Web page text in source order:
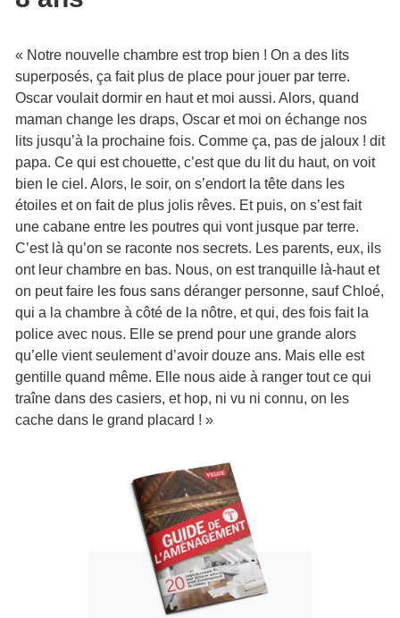
« Notre nouvelle chambre est trop bien ! On a des lits
superposés, ça fait plus de place pour jouer par terre.
Oscar voulait dormir en haut et moi aussi. Alors, quand
maman change les draps, Oscar et moi on échange nos
lits jusqu’à la prochaine fois. Comme ça, pas de jaloux ! dit
papa. Ce qui est chouette, c’est que du lit du haut, on voit
bien le ciel. Alors, le soir, on s’endort la tête dans les
étoiles et on fait de plus jolis rêves. Et puis, on s’est fait
une cabane entre les poutres qui vont jusque par terre.
C’est là qu’on se raconte nos secrets. Les parents, eux, ils
ont leur chambre en bas. Nous, on est tranquille là-haut et
on peut faire les fous sans déranger personne, sauf Chloé,
qui a la chambre à côté de la nôtre, et qui, des fois fait la
police avec nous. Elle se prend pour une grande alors
qu’elle vient seulement d’avoir douze ans. Mais elle est
gentille quand même. Elle nous aide à ranger tout ce qui
traîne dans des casiers, et hop, ni vu ni connu, on les
cache dans le grand placard ! »